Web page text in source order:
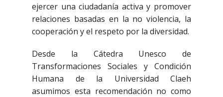
ejercer una ciudadanía activa y promover
relaciones basadas en la no violencia, la
cooperación y el respeto por la diversidad.
Desde la Cátedra Unesco de
Transformaciones Sociales y Condición
Humana de la Universidad Claeh
asumimos esta recomendación no como